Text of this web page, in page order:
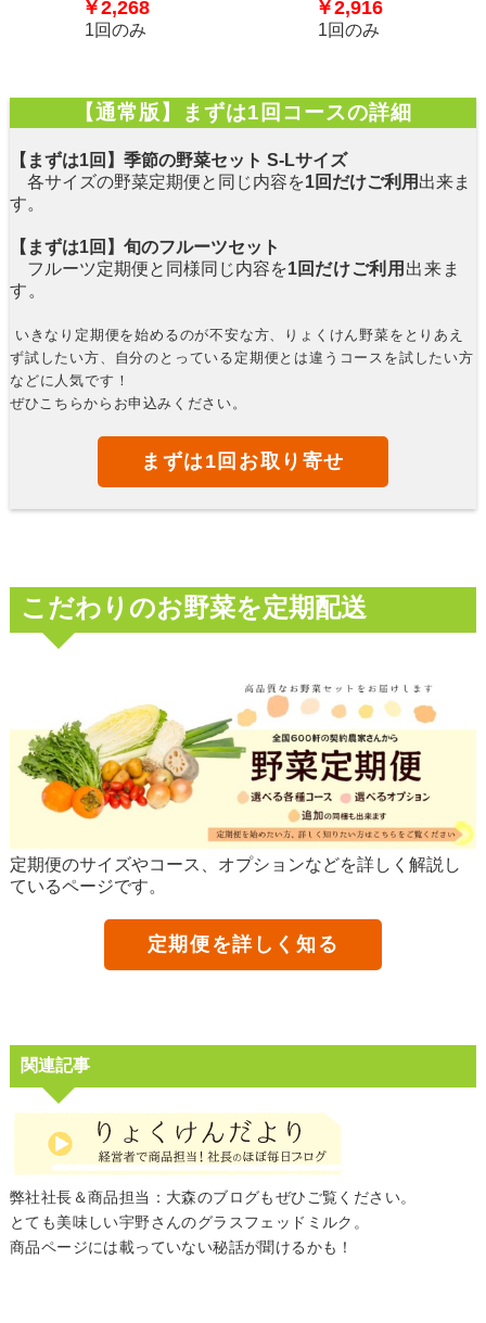
￥2,268 ￥2,916
1回のみ 1回のみ
【通常版】まずは1回コースの詳細
【まずは1回】季節の野菜セット S-Lサイズ
各サイズの野菜定期便と同じ内容を1回だけご利用 出来ま
す。
【まずは1回】旬のフルーツセット
フルーツ定期便と同様同じ内容を1回 だけご利用 出来ま
す。
いきなり定期便を始めるのが不安な方、りょくけん野菜をとりあえ
ず試したい方、自分のとっている定期便とは違うコースを試したい方
などに人気です！
ぜひこちらからお申込みください。
まずは1回お取り寄せ
こだわりのお野菜を定期配送
定期便のサイズやコース、オプションなどを詳しく解説し
ているページです。
定期便を詳しく知る
関連記事
弊社社長＆商品担当：大森のブログもぜひご覧ください。
とても美味しい宇野さんのグラスフェッドミルク。
商品ページには載っていない秘話が聞けるかも！